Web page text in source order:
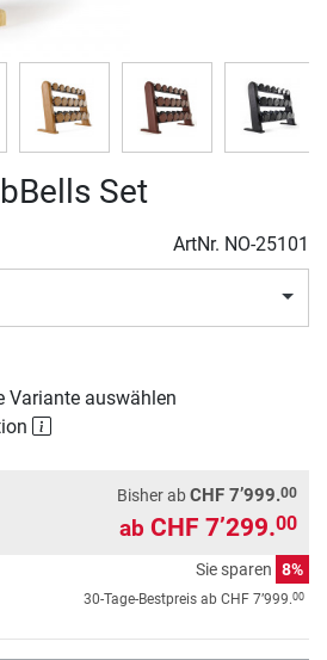
Set
ArtNr. NO-25101
Variante auswählen
Bisher abCHF 7’999.00
ab CHF 7’299.00
Sie sparen 8%
30-Tage-Bestpreis ab CHF 7’999.00